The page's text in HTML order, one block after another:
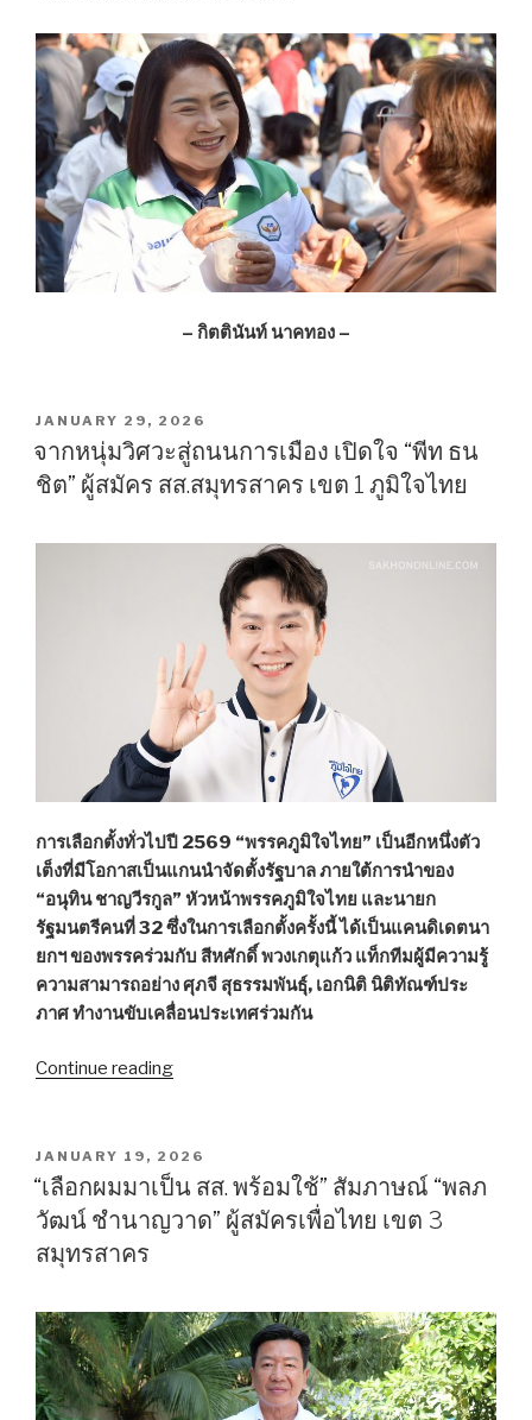
– กิตตินันท์ นาคทอง –
POSTED
JANUARY 29, 2026
จากหนุ่มวิศวะสู่ถนนการเมือง เปิดใจ “พีท ธน
ชิต” ผู้สมัคร สส.สมุทรสาคร เขต 1 ภูมิใจไทย
การเลือกตั้งทั่วไปปี 2569 “พรรคภูมิใจไทย” เป็นอีกหนึ่งตัว
เต็งที่มีโอกาสเป็นแกนนำจัดตั้งรัฐบาล ภายใต้การนำของ
“อนุทิน ชาญวีรกูล” หัวหน้าพรรคภูมิใจไทย และนายก
รัฐมนตรีคนที่ 32 ซึ่งในการเลือกตั้งครั้งนี้ ได้เป็นแคนดิเดตนา
ยกฯ ของพรรคร่วมกับ สีหศักดิ์ พวงเกตุแก้ว แท็กทีมผู้มีความรู้
ความสามารถอย่าง ศุภจี สุธรรมพันธุ์, เอกนิติ นิติทัณฑ์ประ
ภาศ ทำงานขับเคลื่อนประเทศร่วมกัน
Continue reading
สู่
ถนน
การเมือง
ธน
ชิต”
ผู้
สมัคร
POSTED
ON
JANUARY 19, 2026
“เลือกผมมาเป็น สส. พร้อมใช้” สัมภาษณ์ “พลภ
วัฒน์ ชำนาญวาด” ผู้สมัครเพื่อไทย เขต 3
สมุทรสาคร